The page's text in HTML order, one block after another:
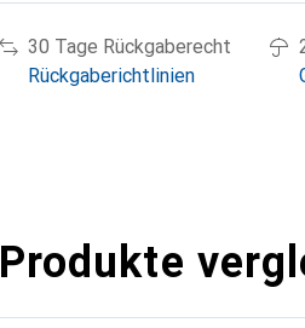
30 Tage Rückgaberecht
Rückgaberichtlinien
Produkte